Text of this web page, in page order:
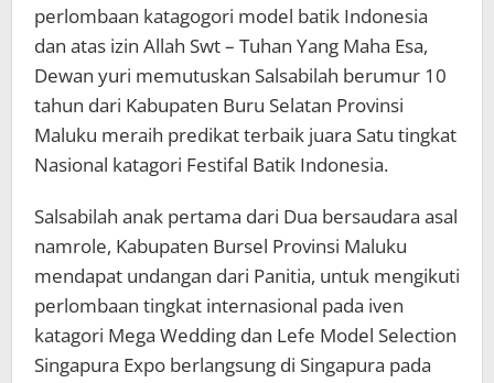
perlombaan katagogori model batik Indonesia
dan atas izin Allah Swt – Tuhan Yang Maha Esa,
Dewan yuri memutuskan Salsabilah berumur 10
tahun dari Kabupaten Buru Selatan Provinsi
Maluku meraih predikat terbaik juara Satu tingkat
Nasional katagori Festifal Batik Indonesia.
Salsabilah anak pertama dari Dua bersaudara asal
namrole, Kabupaten Bursel Provinsi Maluku
mendapat undangan dari Panitia, untuk mengikuti
perlombaan tingkat internasional pada iven
katagori Mega Wedding dan Lefe Model Selection
Singapura Expo berlangsung di Singapura pada